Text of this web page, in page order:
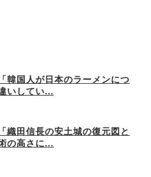
韓国人が日本のラーメンにつ
いしてい...
織田信長の安土城の復元図と
の高さに...